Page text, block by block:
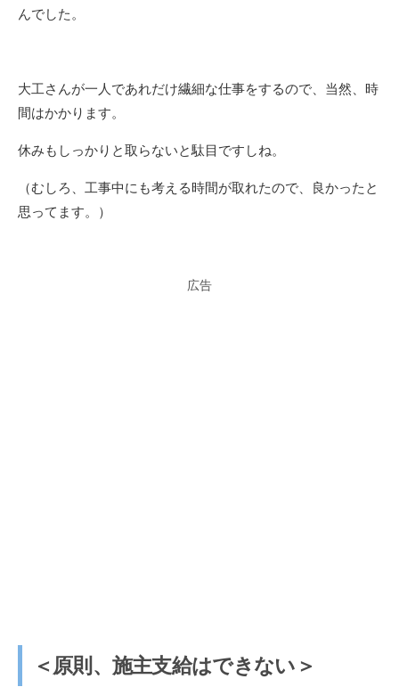
んでした。
大工さんが一人であれだけ繊細な仕事をするので、当然、時
間はかかります。
休みもしっかりと取らないと駄目ですしね。
（むしろ、工事中にも考える時間が取れたので、良かったと
思ってます。）
広告
＜原則、施主支給はできない＞